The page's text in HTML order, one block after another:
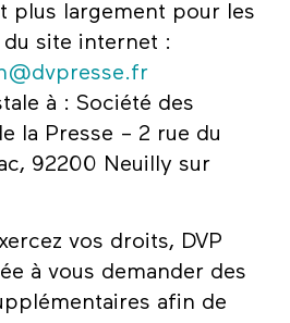
plus largement pour les
site internet :
à : Société des
la Presse – 2 rue du
92200 Neuilly sur
vos droits, DVP
à vous demander des
afin de